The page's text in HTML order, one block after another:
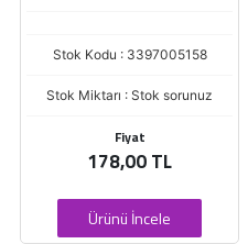
Stok Kodu : 3397005158
Stok Miktarı : Stok sorunuz
Fiyat
178,00 TL
Ürünü İncele